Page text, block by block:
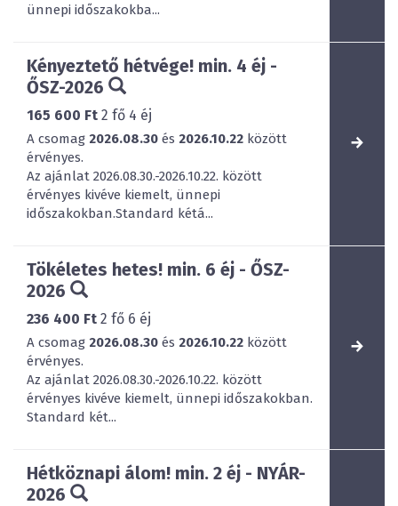
ünnepi időszakokba...
Kényeztető hétvége! min. 4 éj -
ŐSZ-2026
165 600 Ft 2 fő 4 éj
A csomag 2026.08.30 és 2026.10.22 között
érvényes.
Az ajánlat 2026.08.30.-2026.10.22. között
érvényes kivéve kiemelt, ünnepi
időszakokban.Standard kétá...
Tökéletes hetes! min. 6 éj - ŐSZ-
2026
236 400 Ft 2 fő 6 éj
A csomag 2026.08.30 és 2026.10.22 között
érvényes.
Az ajánlat 2026.08.30.-2026.10.22. között
érvényes kivéve kiemelt, ünnepi időszakokban.
Standard két...
Hétköznapi álom! min. 2 éj - NYÁR-
2026